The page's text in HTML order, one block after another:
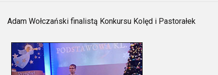
Adam Wołczański finalistą Konkursu Kolęd i Pastorałek